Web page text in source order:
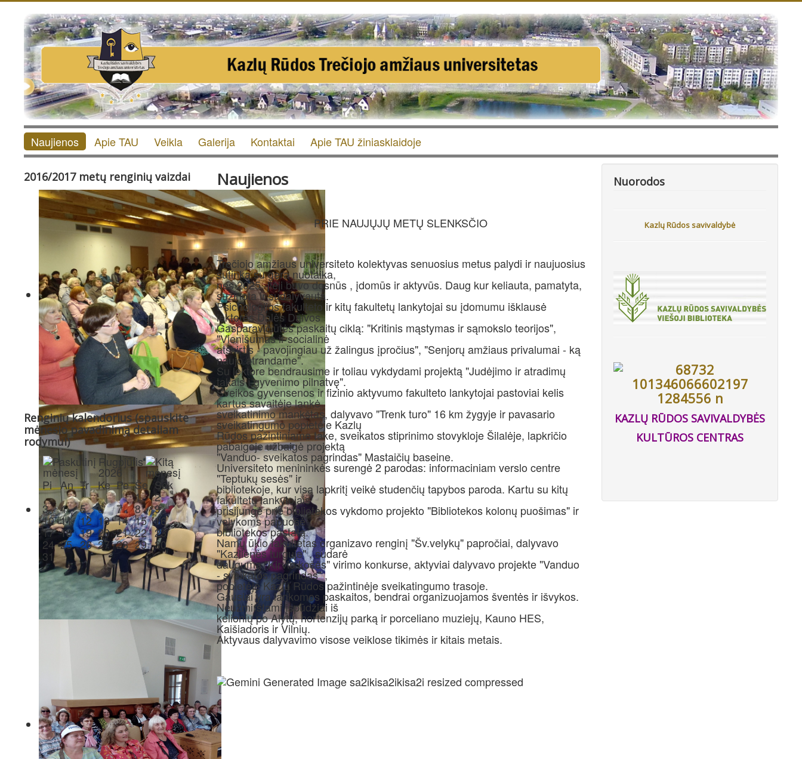
Naujienos Apie TAU Veikla Galerija Kontaktai Apie TAU žiniasklaidoje
2016/2017 metų renginių vaizdai
Renginių kalendorius (spauskite
mėnesio pavadinimą detaliam
rodymui)
Rugpjūtis
2026
Pi An Tr Ke Pe Še Sek
1 2
3 4 5 6 7 8 9
10 11 12 13 14 15 16
17 18 19 20 21 22 23
24 25 26 27 28 29 30
31
Naujienos
PRIE NAUJŲJŲ METŲ SLENKSČIO
Trečiojo amžiaus universiteto kolektyvas senuosius metus palydi ir naujuosius
sutinka su gera nuotaika,
nes 2025 -jieji buvo dosnūs , įdomūs ir aktyvūs. Daug kur keliauta, pamatyta,
sužinota ir sudalyvauta.
Psichologijos fakulteto ir kitų fakultetų lankytojai su įdomumu išklausė
lektorės Dalės Daivos
Gasparavičiūtės paskaitų ciklą: "Kritinis mąstymas ir sąmokslo teorijos",
"Vienišumas ir socialinė
atskirtis - pavojingiau už žalingus įpročius", "Senjorų amžiaus privalumai - ką
naujo atrandame".
Su lektore bendrausime ir toliau vykdydami projektą "Judėjimo ir atradimų
takais į gyvenimo pilnatvę".
Sveikos gyvensenos ir fizinio aktyvumo fakulteto lankytojai pastoviai kelis
kartus savaitėje lankė
sveikatinimo mankštas, dalyvavo "Trenk turo" 16 km žygyje ir pavasario
sveikatingumo popietėje Kazlų
Rūdos pažintiniame take, sveikatos stiprinimo stovykloje Šilalėje, lapkričio
pabaigoje užbaigė projektą
"Vanduo- sveikatos pagrindas" Mastaičių baseine.
Universiteto menininkės surengė 2 parodas: informaciniam verslo centre
"Teptukų sesės" ir
bibliotekoje, kur visą lapkritį veikė studenčių tapybos paroda. Kartu su kitų
fakultetų lankytojais
prisijungė prie bibliotekos vykdomo projekto "Bibliotekos kolonų puošimas" ir
velykoms papuošė
bibliotekos pastatą.
Namų ūkio fakultetas organizavo renginį "Šv.velykų" papročiai, dalyvavo
"Kazlienės turguje" , sudarė
daugumą "Kirvio košės" virimo konkurse, aktyviai dalyvavo projekte "Vanduo
- sveikatos pagrindas" ,
popietėje Kazlų Rūdos pažintinėje sveikatingumo trasoje.
Gausiai yra lankomos paskaitos, bendrai organizuojamos šventės ir išvykos.
Neužmirštami įspūdžiai iš
kelionių po Alytų, hortenzijų parką ir porceliano muziejų, Kauno HES,
Kaišiadoris ir Vilnių.
Aktyvaus dalyvavimo visose veiklose tikimės ir kitais metais.
Nuorodos
Kazlų Rūdos savivaldybė
KAZLŲ RŪDOS SAVIVALDYBĖS
KULTŪROS CENTRAS